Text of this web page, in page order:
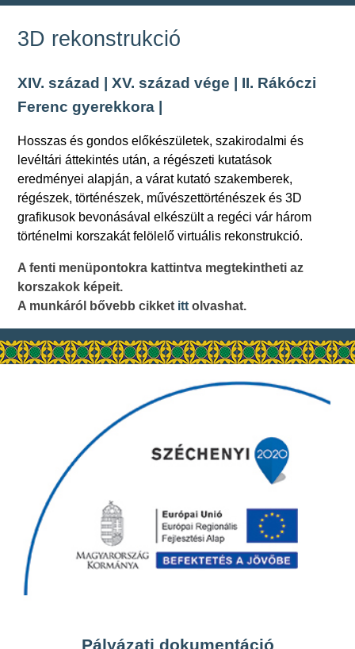
3D rekonstrukció
XIV. század |XV. század vége | II. Rákóczi
Ferenc gyerekkora |
Hosszas és gondos előkészületek, szakirodalmi és
levéltári áttekintés után, a régészeti kutatások
eredményei alapján, a várat kutató szakemberek,
régészek, történészek, művészettörténészek és 3D
grafikusok bevonásával elkészült a regéci vár három
történelmi korszakát felölelő virtuális rekonstrukció.
A fenti menüpontokra kattintva megtekintheti az
korszakok képeit.
A munkáról bővebb cikket itt olvashat.
Pályázati dokumentáció